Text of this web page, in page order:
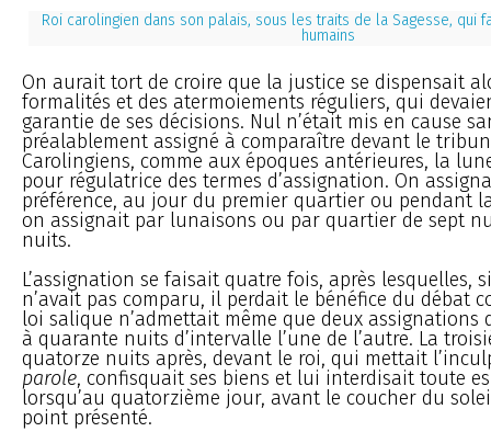
Roi carolingien dans son palais, sous les traits de la Sagesse, qui
humains
On aurait tort de croire que la justice se dispensait
formalités et des atermoiements réguliers, qui
garantie de ses décisions. Nul n’était mis en cause
préalablement assigné à comparaître devant le
Carolingiens, comme aux époques antérieures, la
pour régulatrice des termes d’assignation. On
préférence, au jour du premier quartier ou pendant
on assignait par lunaisons ou par quartier de sept
nuits.
L’assignation se faisait quatre fois, après lesquelles,
n’avait pas comparu, il perdait le bénéfice du débat
loi salique n’admettait même que deux assignations
à quarante nuits d’intervalle l’une de l’autre. La
quatorze nuits après, devant le roi, qui mettait
parole, confisquait ses biens et lui interdisait toute
lorsqu’au quatorzième jour, avant le coucher du
point présenté.